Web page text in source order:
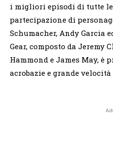
i migliori episodi di tutte le
partecipazione di
Schumacher, Andy Garcia
Gear, composto da Jeremy
Hammond e James May, è
acrobazie e grande